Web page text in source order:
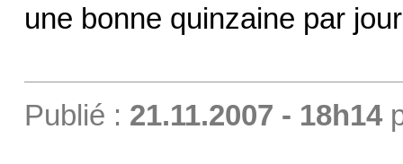
une bonne quinzaine par
Publié : 21.11.2007 - 18h14